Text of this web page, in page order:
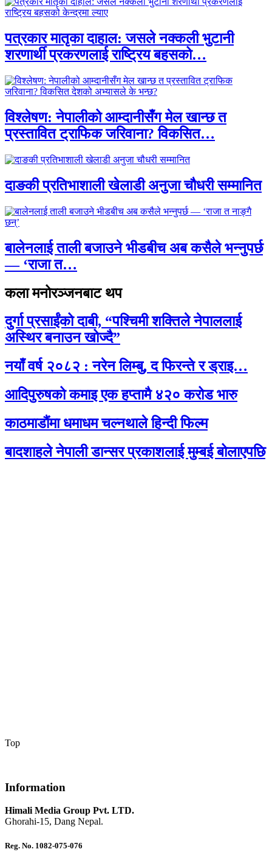
पत्रकार मातृका दाहाल: जसले नक्कली भुटानी
शरणार्थी प्रकरणलाई राष्ट्रिय बहसको…
विश्लेषण: नेपालीको आम्दानीसँग मेल खान्छ त
प्रस्तावित ट्राफिक जरिवाना? विकसित…
दाङकी प्रतिभाशाली खेलाडी अनुजा चौधरी सम्मानित
बालेनलाई ताली बजाउने भीडबीच अब कसैले भन्नुपर्छ
— ‘राजा त…
कला मनोरञ्जनबाट थप
दुर्गा प्रसाईंको दाबी, “पश्चिमी शक्तिले नेपाललाई
अस्थिर बनाउन खोज्दै”
नयाँ वर्ष २०८२ : नरेन लिम्बु, द फिरन्ते र ड्राइ…
आदिपुरुषको कमाइ एक हप्तामै ४२० करोड भारु
काठमाडौंमा धमाधम चल्नथाले हिन्दी फिल्म
बादशाहले नेपाली डान्सर प्रकाशलाई मुम्बई बोलाएपछि
Top
Information
Himali Media Group Pvt. LTD.
Ghorahi-15, Dang Nepal.
Reg. No. 1082-075-076